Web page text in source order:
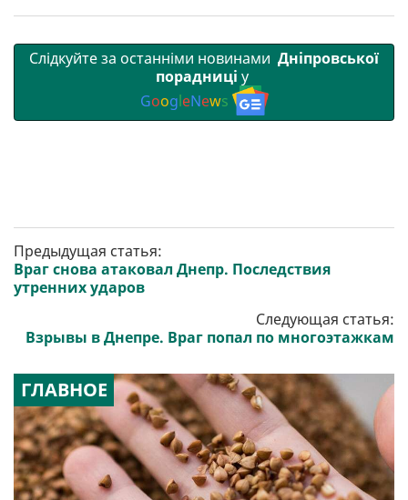
Слідкуйте за останніми новинами Дніпровської
порадниці у
GoogleNews
Предыдущая статья:
Враг снова атаковал Днепр. Последствия
утренних ударов
Следующая статья:
Взрывы в Днепре. Враг попал по многоэтажкам
ГЛАВНОЕ